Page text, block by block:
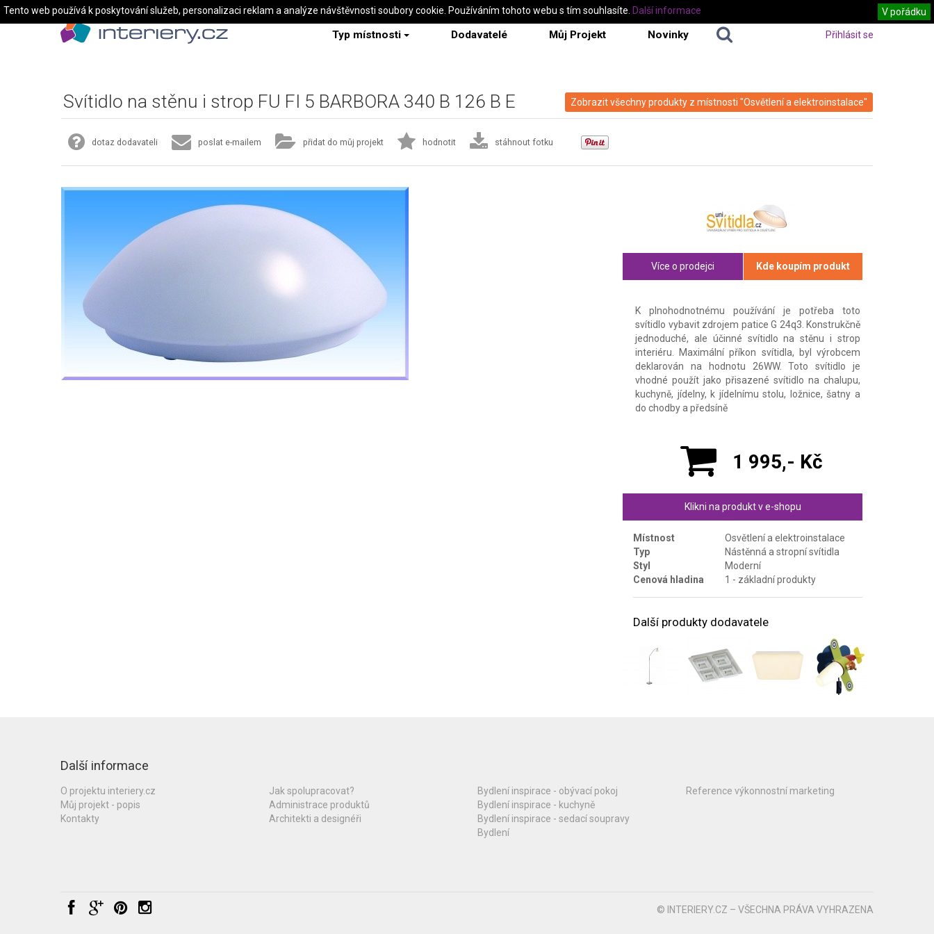
Typ místnosti Dodavatelé Můj Projekt Novinky Přihlásit se
Zobrazit všechny produkty z místnosti "Osvětlení a elektroinstalace"
Svítidlo na stěnu i strop FU FI 5 BARBORA 340 B 126 B E
dotaz dodavateli poslat e-mailem přidat do můj projekt hodnotit stáhnout fotku
Více o prodejci Kde koupím produkt
K plnohodnotnému používání je potřeba toto
svítidlo vybavit zdrojem patice G 24q3. Konstrukčně
jednoduché, ale účinné svítidlo na stěnu i strop
interiéru. Maximální příkon svítidla, byl výrobcem
deklarován na hodnotu 26WW. Toto svítidlo je
vhodné použít jako přisazené svítidlo na chalupu,
kuchyně, jídelny, k jídelnímu stolu, ložnice, šatny a
do chodby a předsíně
1 995,- Kč
Klikni na produkt v e-shopu
Místnost
Osvětlení a elektroinstalace
Typ
Nástěnná a stropní svítidla
Styl
Moderní
Cenová hladina
1 - základní produkty
Další produkty dodavatele
Další informace
O projektu interiery.cz
Můj projekt - popis
Kontakty
Jak spolupracovat?
Administrace produktů
Architekti a designéři
Bydlení inspirace - obývací pokoj
Bydlení inspirace - kuchyně
Bydlení inspirace - sedací soupravy
Bydlení
Reference výkonnostní marketing
© INTERIERY.CZ – VŠECHNA PRÁVA VYHRAZENA
Tento web používá k poskytování služeb, personalizaci reklam a analýze návštěvnosti soubory cookie. Používáním tohoto webu s tím souhlasíte. V pořádku
Další informace